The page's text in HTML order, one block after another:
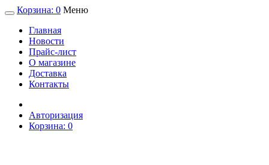
Корзина: 0 Меню
Главная
Новости
Прайс-лист
О магазине
Доставка
Контакты
Авторизация
Корзина: 0